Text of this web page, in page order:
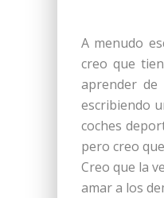
A menudo
creo que
aprender de
escribiendo
coches
pero creo
Creo que la
amar a los